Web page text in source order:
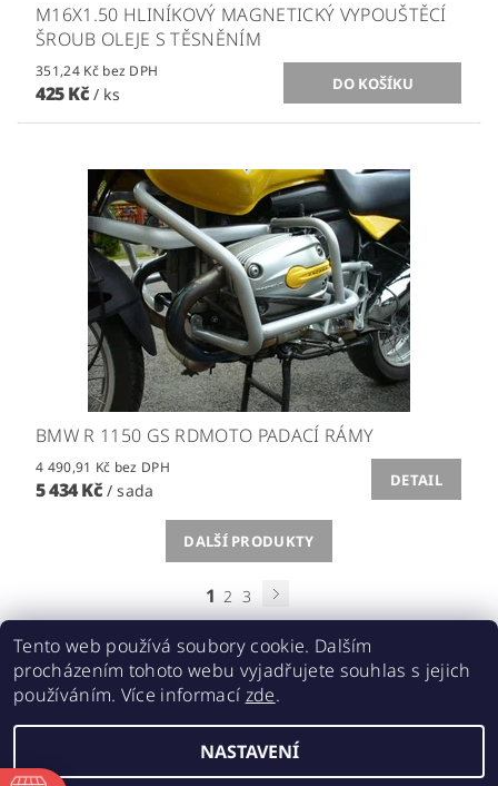
M16X1.50 HLINÍKOVÝ MAGNETICKÝ VYPOUŠTĚCÍ
ŠROUB OLEJE S TĚSNĚNÍM
351,24 Kč bez DPH
425 Kč / ks
BMW R 1150 GS RDMOTO PADACÍ RÁMY
4 490,91 Kč bez DPH
5 434 Kč / sada
DETAIL
DALŠÍ PRODUKTY
1 2 3
Acebikes bezpečná přeprava, parkování motocyklů a skútrů
2026 ©ABMOTO.CZ, všechna práva vyhrazena
Tento web používá soubory cookie. Dalším
procházením tohoto webu vyjadřujete souhlas s jejich
používáním. Více informací zde.
NASTAVENÍ